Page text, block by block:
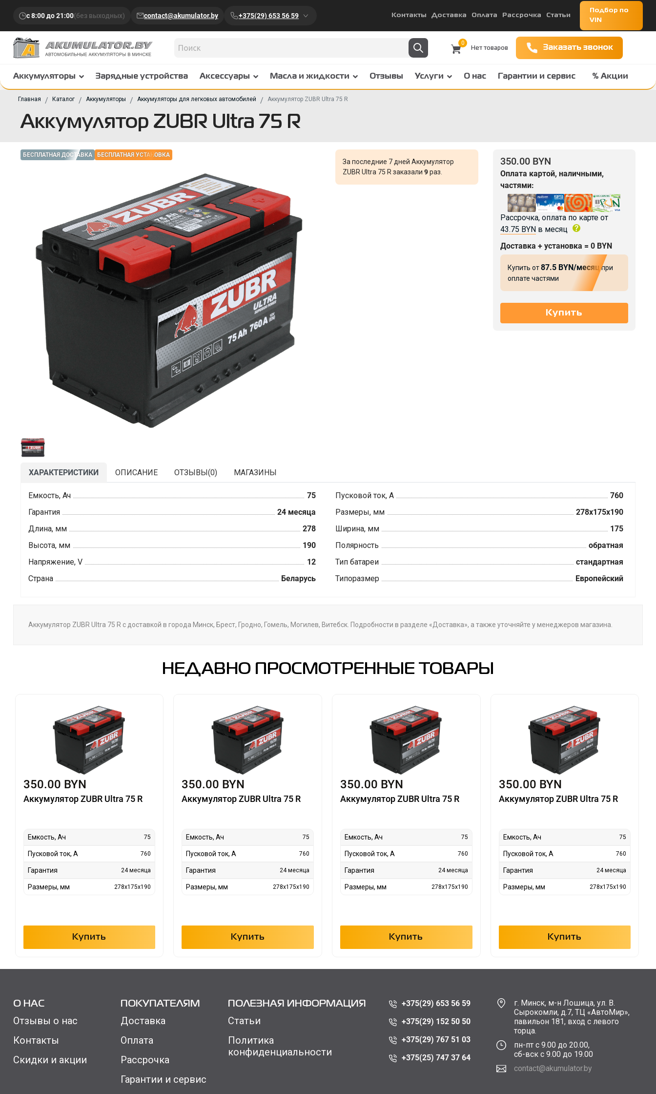
с 8:00 до 21:00(без выходных) contact@akumulator.by +375(29) 653 56 59 Контакты Доставка Оплата Рассрочка Статьи
Подбор по
VIN
0
Заказать звонок
Аккумуляторы Зарядные устройства Аксессуары Масла и жидкости Отзывы Услуги О нас Гарантии и сервис % Акции
Главная Каталог Аккумуляторы Аккумуляторы для легковых автомобилей Аккумулятор ZUBR Ultra 75 R
Аккумулятор ZUBR Ultra 75 R
БЕСПЛАТНАЯ ДОСТАВКА БЕСПЛАТНАЯ УСТАНОВКА
За последние 7 дней Аккумулятор
ZUBR Ultra 75 R заказали 9раз.
350.00 BYN
Оплата картой, наличными,
частями:
Рассрочка, оплата по карте от
43.75 BYNв месяц
Доставка + установка = 0 BYN
Купить от87.5 BYN/месяцпри
оплате частями
ХАРАКТЕРИСТИКИ ОПИСАНИЕ ОТЗЫВЫ(0) МАГАЗИНЫ
Емкость, Ач 75 Пусковой ток, А
760
Гарантия
24 месяца Размеры, мм
278x175x190
Длина, мм
278 Ширина, мм
175
Высота, мм
190 Полярность
обратная
Напряжение, V
12 Тип батареи
стандартная
Страна
Беларусь Типоразмер Европейский
Аккумулятор ZUBR Ultra 75 R с доставкой в города Минск, Брест, Гродно, Гомель, Могилев, Витебск. Подробности в разделе «Доставка», а также уточняйте у менеджеров магазина.
НЕДАВНО ПРОСМОТРЕННЫЕ ТОВАРЫ
350.00 BYN
Аккумулятор ZUBR Ultra 75 R
Емкость, Ач 75
Пусковой ток, А 760
Гарантия 24 месяца
Размеры, мм 278x175x190
Купить
350.00 BYN
Аккумулятор ZUBR Ultra 75 R
Емкость, Ач 75
Пусковой ток, А 760
Гарантия 24 месяца
Размеры, мм 278x175x190
Купить
350.00 BYN
Аккумулятор ZUBR Ultra 75 R
Емкость, Ач 75
Пусковой ток, А 760
Гарантия 24 месяца
Размеры, мм 278x175x190
Купить
350.00 BYN
Аккумулятор ZUBR Ultra 75 R
Емкость, Ач 75
Пусковой ток, А 760
Гарантия 24 месяца
Размеры, мм 278x175x190
Купить
О НАС
Отзывы о нас
Контакты
Скидки и акции
ПОКУПАТЕЛЯМ
Доставка
Оплата
Рассрочка
Гарантии и сервис
ПОЛЕЗНАЯ ИНФОРМАЦИЯ
Статьи
Политика
конфиденциальности
+375(29) 653 56 59
+375(29) 152 50 50
+375(29) 767 51 03
+375(25) 747 37 64
г. Минск, м-н Лошица, ул. В.
Сырокомли, д.7, ТЦ «АвтоМир»,
павильон 181, вход с левого
торца.
пн-пт с 9.00 до 20.00,
сб-вск с 9.00 до 19.00
contact@akumulator.by